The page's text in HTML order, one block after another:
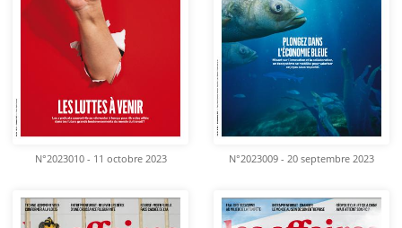
N°2023010 - 11 octobre 2023 N°2023009 - 20 septembre 2023